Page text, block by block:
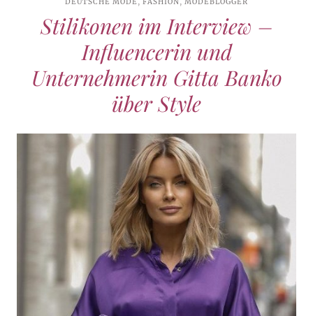
Stilikonen im Interview –
Influencerin und
Unternehmerin Gitta Banko
über Style